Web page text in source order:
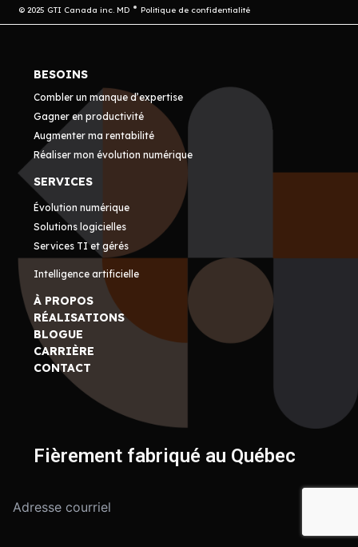
© 2025 GTI Canada inc. MD Politique de confidentialité
BESOINS
Combler un manque d’expertise
Gagner en productivité
Augmenter ma rentabilité
Réaliser mon évolution numérique
SERVICES
Évolution numérique
Solutions logicielles
Services TI et gérés
Intelligence artificielle
À PROPOS
RÉALISATIONS
BLOGUE
CARRIÈRE
CONTACT
Fièrement fabriqué au Québec